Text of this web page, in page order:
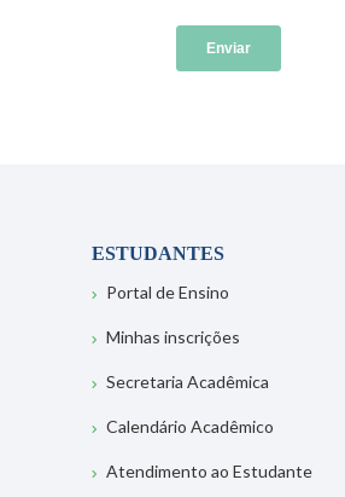
ESTUDANTES
Portal de Ensino
Minhas inscrições
Secretaria Acadêmica
Calendário Acadêmico
Atendimento ao Estudante